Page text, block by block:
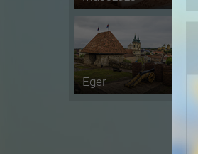
Eger